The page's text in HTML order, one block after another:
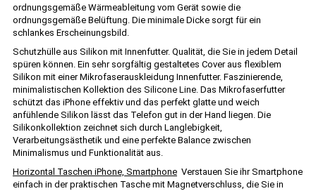
ordnungsgemäße Wärmeableitung vom Gerät sowie die
ordnungsgemäße Belüftung. Die minimale Dicke sorgt für ein
schlankes Erscheinungsbild.
Schutzhülle aus Silikon mit Innenfutter. Qualität, die Sie in jedem Detail
spüren können. Ein sehr sorgfältig gestaltetes Cover aus flexiblem
Silikon mit einer Mikrofaserauskleidung Innenfutter. Faszinierende,
minimalistischen Kollektion des Silicone Line. Das Mikrofaserfutter
schützt das iPhone effektiv und das perfekt glatte und weich
anfühlende Silikon lässt das Telefon gut in der Hand liegen. Die
Silikonkollektion zeichnet sich durch Langlebigkeit,
Verarbeitungsästhetik und eine perfekte Balance zwischen
Minimalismus und Funktionalität aus.
Horizontal Taschen iPhone, Smartphone Verstauen Sie ihr Smartphone
einfach in der praktischen Tasche mit Magnetverschluss, die Sie in